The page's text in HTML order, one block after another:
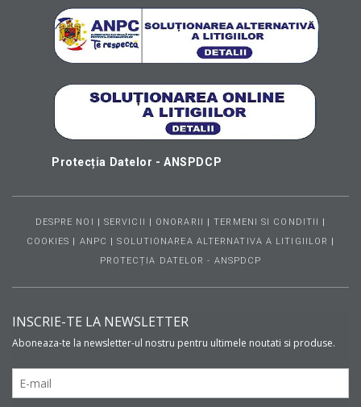
Protecția Datelor - ANSPDCP
DESPRE NOI | SERVICII | ONORARII |TERMENI SI CONDITII |
COOKIES | ANPC |SOLUTIONAREA ALTERNATIVA A LITIGIILOR |
PROTECȚIA DATELOR - ANSPDCP